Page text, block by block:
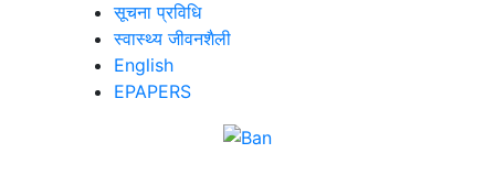
सूचना प्रविधि
स्वास्थ्य जीवनशैली
English
EPAPERS